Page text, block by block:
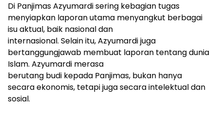
Di Panjimas Azyumardi sering kebagian tugas
menyiapkan laporan utama menyangkut berbagai
isu aktual, baik nasional dan
internasional. Selain itu, Azyumardi juga
bertanggungjawab membuat laporan tentang dunia
Islam. Azyumardi merasa
berutang budi kepada Panjimas, bukan hanya
secara ekonomis, tetapi juga secara intelektual dan
sosial.